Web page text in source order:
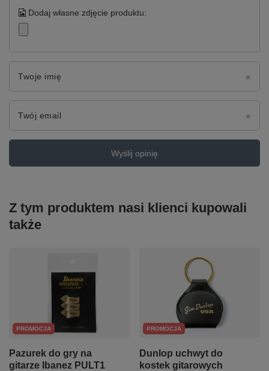
Dodaj własne zdjęcie produktu:
Twoje imię
Twój email
Wyślij opinię
Z tym produktem nasi klienci kupowali
także
PROMOCJA
Pazurek do gry na
gitarze Ibanez PULT1
PROMOCJA
Dunlop uchwyt do
kostek gitarowych